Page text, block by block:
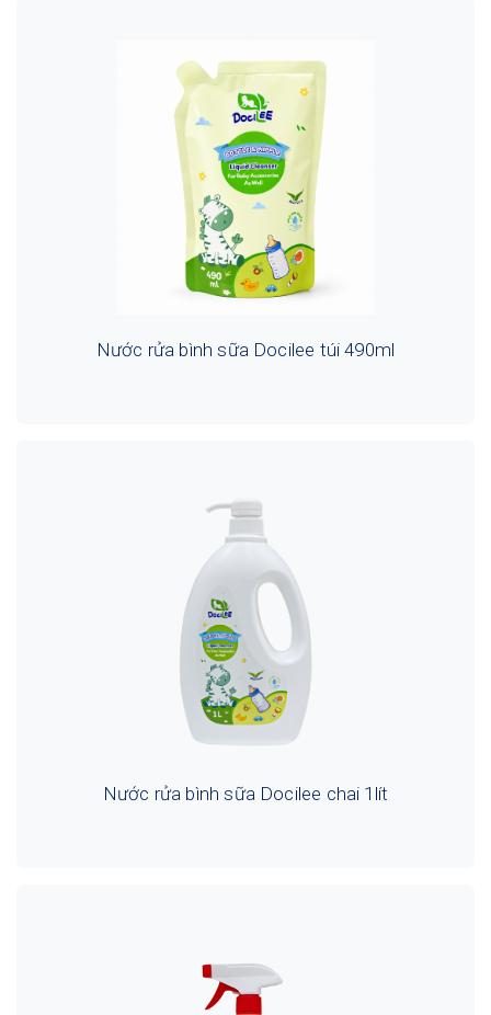
Nước rửa bình sữa Docilee túi 490ml
Nước rửa bình sữa Docilee chai 1lít